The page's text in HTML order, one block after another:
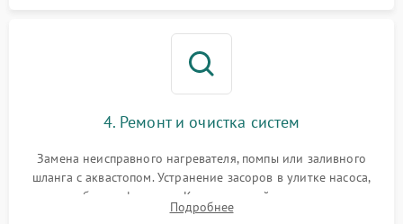
4. Ремонт и очистка систем
Замена неисправного нагревателя, помпы или заливного
шланга с аквастопом. Устранение засоров в улитке насоса,
патрубках и фильтрах. Компонентный ремонт платы
управления, восстановление поврежденной проводки.
Подробнее